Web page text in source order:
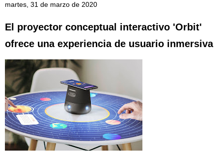
martes, 31 de marzo de 2020
El proyector conceptual interactivo 'Orbit'
ofrece una experiencia de usuario inmersiva